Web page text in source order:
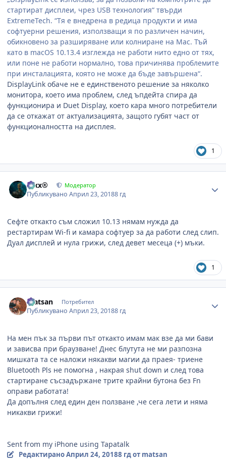
стартират дисплеи, чрез USB технология“ твърди
ExtremeTech. “Тя е внедрена в редица продукти и има
софтуерни решения, използващи я по различен начин,
обикновено за разширяване или колниране на Mac. Тъй
като в macOS 10.13.4 изглежда не работи нито едно от тях,
или поне не работи нормално, това причинява проблемите
при инсталацията, която не може да бъде завършена“.
DisplayLink обаче не е единственото решение за няколко
монитора, което има проблем, след ъпдейта спира да
функционира и Duet Display, което кара много потребители
да се откажат от актуализацията, защото губят част от
функционалността на дисплея.
1
Alxx® Модератор
ПубликуваноАприл 23, 20188 гд
Сефте откакто съм сложил 10.13 нямам нужда да
рестартирам Wi-fi и камара софтуер за да работи след слип.
Дуал дисплей и нула грижи, след девет месеца (+) мъки.
1
matsan Потребител
ПубликуваноАприл 23, 20188 гд
На мен пък за първи път откакто имам мак взе да ми бави
и зависва при браузване! Днес блутута не ми разпозна
мишката та се наложи някакви магии да праея- триене
Bluetooth Pls не помогна , накрая shut down и след това
стартиране съсзадържане трите крайни бутона без Fn
оправи работата!
Да допълня след един ден ползване ,че сега лети и няма
никакви грижи!
Sent from my iPhone using Tapatalk
РедактираноАприл 24, 20188 гдот matsan